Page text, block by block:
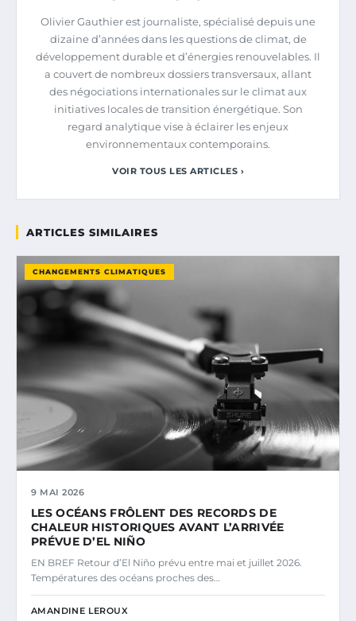
Olivier Gauthier est journaliste, spécialisé depuis une
dizaine d’années dans les questions de climat, de
développement durable et d’énergies renouvelables. Il
a couvert de nombreux dossiers transversaux, allant
des négociations internationales sur le climat aux
initiatives locales de transition énergétique. Son
regard analytique vise à éclairer les enjeux
environnementaux contemporains.
VOIR TOUS LES ARTICLES ›
ARTICLES SIMILAIRES
CHANGEMENTS CLIMATIQUES
9 MAI 2026
LES OCÉANS FRÔLENT DES RECORDS DE
CHALEUR HISTORIQUES AVANT L’ARRIVÉE
PRÉVUE D’EL NIÑO
EN BREF Retour d’El Niño prévu entre mai et juillet 2026.
Températures des océans proches des…
AMANDINE LEROUX